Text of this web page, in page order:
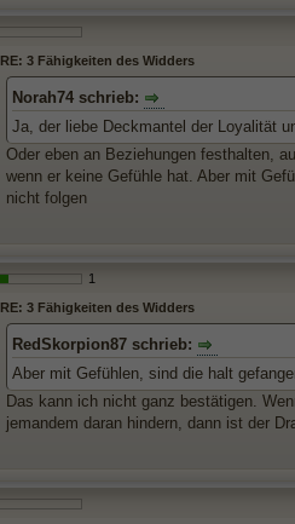
RE: 3 Fähigkeiten des Widders
Norah74 schrieb:
Ja, der liebe Deckmantel der Loyalität
Oder eben an Beziehungen festhalten,
wenn er keine Gefühle hat. Aber mit
nicht folgen
1
RE: 3 Fähigkeiten des Widders
RedSkorpion87 schrieb:
Aber mit Gefühlen, sind die halt
Das kann ich nicht ganz bestätigen.
jemandem daran hindern, dann ist der